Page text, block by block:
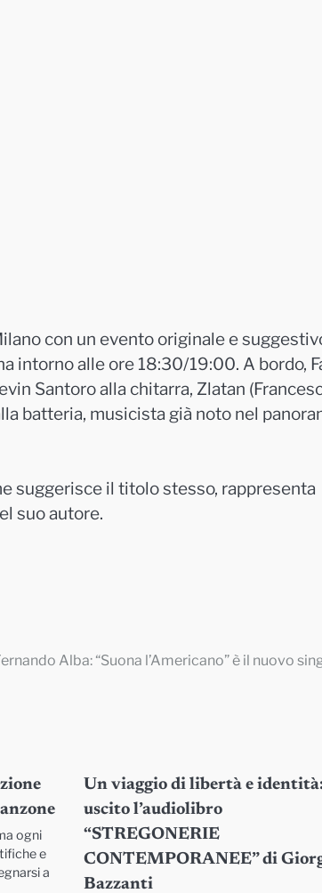
con un evento originale e
intorno alle ore 18:30/19:00. A bordo,
Santoro alla chitarra, Zlatan
batteria, musicista già noto nel
suggerisce il titolo stesso, rappresenta
suo autore.
Alba: “Suona l’Americano” è il nuovo
ogni
e
a
Un viaggio di libertà e
uscito l’audiolibro
“STREGONERIE
CONTEMPORANEE” di
Bazzanti